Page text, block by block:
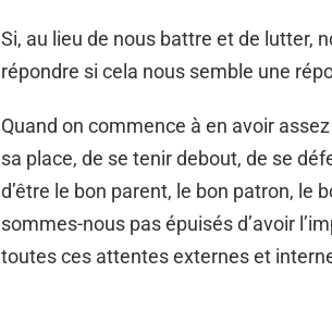
Si, au lieu de nous battre et de lutter,
répondre si cela nous semble une
Quand on commence à en avoir
sa place, de se tenir debout, de se
d’être le bon parent, le bon patron, le
sommes-nous pas épuisés d’avoir
toutes ces attentes externes et